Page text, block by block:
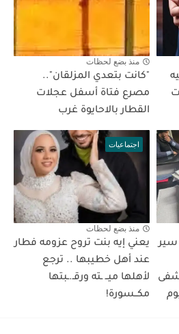
جنيه
منذ بضع لحظات
"كانت بتعدي المزلقان"..
مصرع فتاة أسفل عجلات
القطار بالاحايوة غرب
سير
اجتماعيات
منذ بضع لحظات
يعني إيه بنت تروح عزومه فطار
عند أهل خطيبها .. ترجع
لأهلها ميــ ـته ورقـ.ـبتها
مكــسورة!